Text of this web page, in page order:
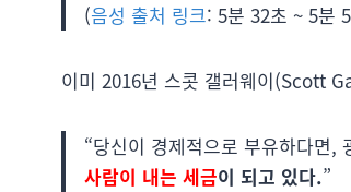
(음성 출처 링크: 5분 32초 ~ 5분
이미 2016년 스콧 갤러웨이(Scott
“당신이 경제적으로 부유하다면,
사람이 내는 세금이 되고 있다.”